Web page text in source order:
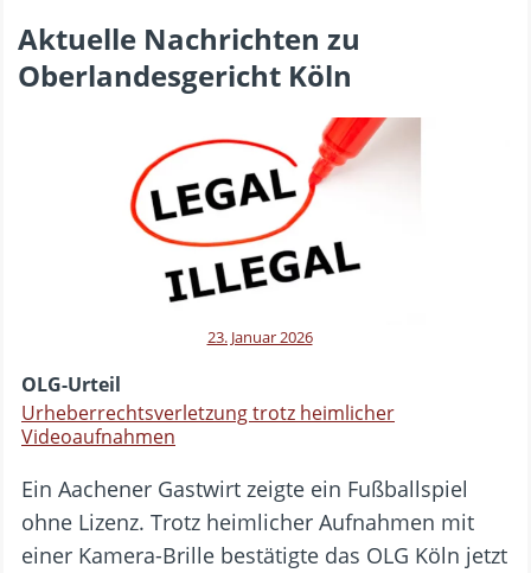
Aktuelle Nachrichten zu
Oberlandesgericht Köln
23. Januar 2026
OLG-Urteil
Urheberrechtsverletzung trotz heimlicher
Videoaufnahmen
Ein Aachener Gastwirt zeigte ein Fußballspiel
ohne Lizenz. Trotz heimlicher Aufnahmen mit
einer Kamera-Brille bestätigte das OLG Köln jetzt